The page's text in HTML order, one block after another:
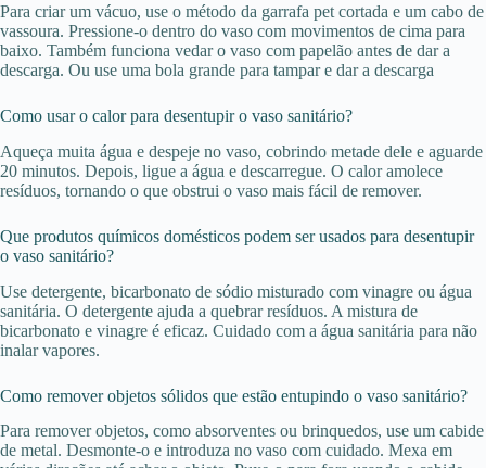
Para criar um vácuo, use o método da garrafa pet cortada e um cabo de
vassoura. Pressione-o dentro do vaso com movimentos de cima para
baixo. Também funciona vedar o vaso com papelão antes de dar a
descarga. Ou use uma bola grande para tampar e dar a descarga
Como usar o calor para desentupir o vaso sanitário?
Aqueça muita água e despeje no vaso, cobrindo metade dele e aguarde
20 minutos. Depois, ligue a água e descarregue. O calor amolece
resíduos, tornando o que obstrui o vaso mais fácil de remover.
Que produtos químicos domésticos podem ser usados para desentupir
o vaso sanitário?
Use detergente, bicarbonato de sódio misturado com vinagre ou água
sanitária. O detergente ajuda a quebrar resíduos. A mistura de
bicarbonato e vinagre é eficaz. Cuidado com a água sanitária para não
inalar vapores.
Como remover objetos sólidos que estão entupindo o vaso sanitário?
Para remover objetos, como absorventes ou brinquedos, use um cabide
de metal. Desmonte-o e introduza no vaso com cuidado. Mexa em